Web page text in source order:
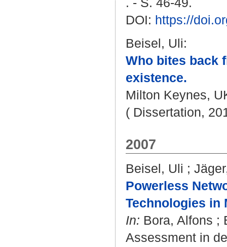
DOI: https://
Beisel, Uli:
Who bites back
existence.
Milton Keynes,
( Dissertation,
2007
Beisel, Uli ;
Powerless
Technologies in
In: Bora, Alfons ;
Assessment in